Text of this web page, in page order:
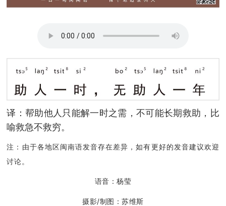
译：帮助他人只能解一时之需，不可能长期救助，比
喻救急不救穷。
注：由于各地区闽南语发音存在差异，如有更好的发音建议欢迎
讨论。
语音：杨莹
摄影/制图：苏维斯